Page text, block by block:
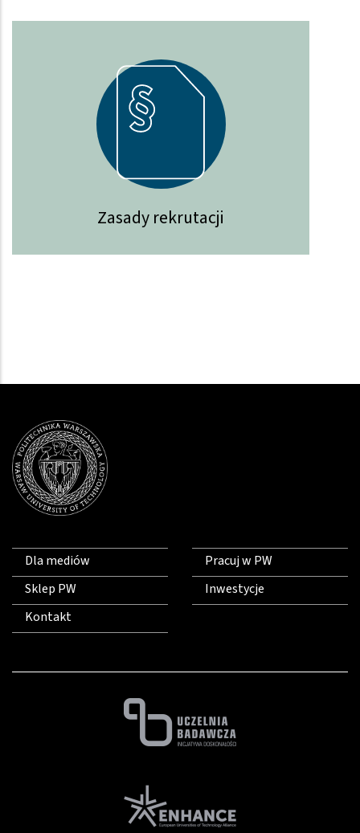
Zasady rekrutacji
Dla mediów
Sklep PW
Kontakt
Pracuj w PW
Inwestycje